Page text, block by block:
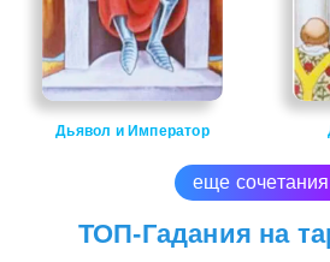
Дьявол и Император
еще сочетания
ТОП-Гадания на